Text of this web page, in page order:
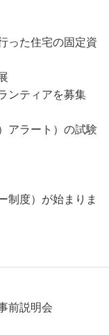
った住宅の固定資
ンティアを募集
アラート）の試験
制度）が始まりま
前説明会